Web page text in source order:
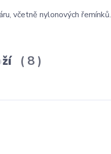
včetně nylonových řemínků.
8